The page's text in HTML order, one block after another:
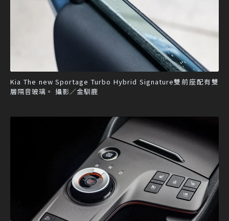
Kia The new Sportage Turbo Hybrid Signature雙前座配有雙
層隔音玻璃。 攝影／金馴鹿